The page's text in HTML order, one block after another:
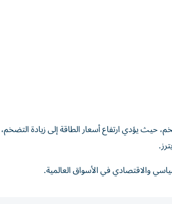
حيث يؤدي ارتفاع أسعار الطاقة إلى زيادة
والاقتصادي في الأسواق العالمية.